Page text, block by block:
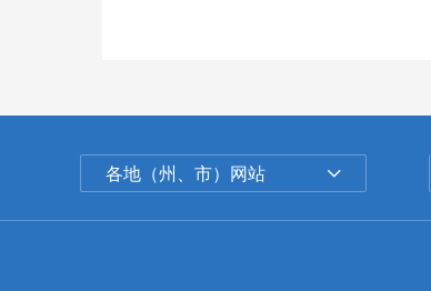
各地（州、市）网站